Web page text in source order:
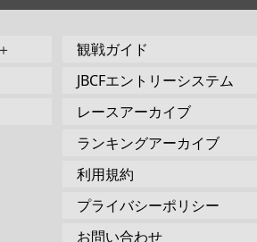
観戦ガイド
JBCFエントリーシステム
レースアーカイブ
ランキングアーカイブ
利用規約
プライバシーポリシー
お問い合わせ